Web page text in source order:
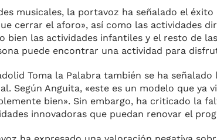
musicales, la portavoz ha señalado el
cerrar el aforo», así como las actividades
bien las actividades infantiles y el resto de
puede encontrar una actividad para
Toma la Palabra también se ha
Según Anguita, «este es un modelo que ya
bien». Sin embargo, ha criticado la
innovadoras que puedan renovar el